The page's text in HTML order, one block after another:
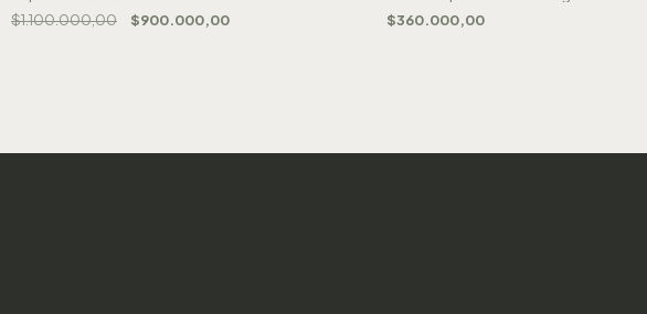
$1.100.000,00 $900.000,00 $360.000,00